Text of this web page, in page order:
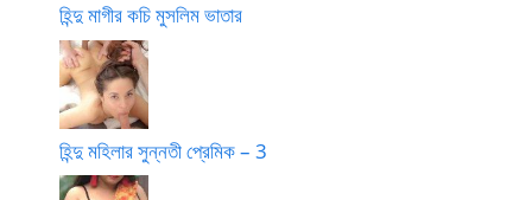
হিন্দু মাগীর কচি মুসলিম ভাতার
হিন্দু মহিলার সুন্নতী প্রেমিক – 3